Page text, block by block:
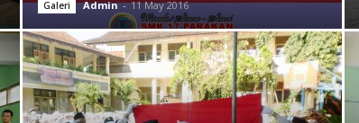
Galeri Admin - 11 May 2016